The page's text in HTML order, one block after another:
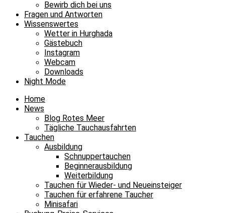
Bewirb dich bei uns
Fragen und Antworten
Wissenswertes
Wetter in Hurghada
Gästebuch
Instagram
Webcam
Downloads
Night Mode
Home
News
Blog Rotes Meer
Tägliche Tauchausfahrten
Tauchen
Ausbildung
Schnuppertauchen
Beginnerausbildung
Weiterbildung
Tauchen für Wieder- und Neueinsteiger
Tauchen für erfahrene Taucher
Minisafari